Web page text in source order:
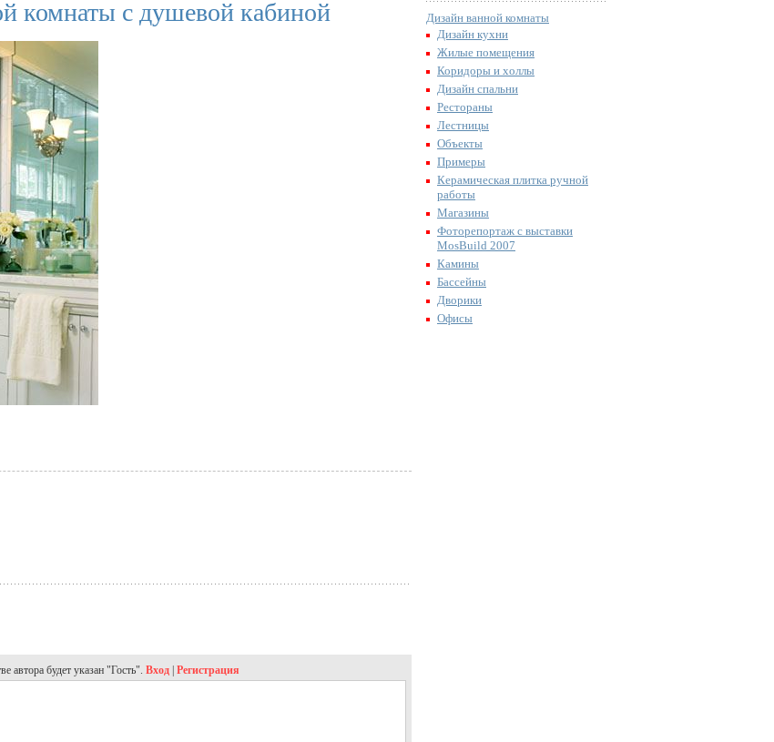
комнаты с душевой кабиной
автора будет указан "Гость". Вход | Регистрация
Дизайн ванной комнаты
Дизайн кухни
Жилые помещения
Коридоры и холлы
Дизайн спальни
Рестораны
Лестницы
Объекты
Примеры
Керамическая плитка ручной
работы
Магазины
Фоторепортаж с выставки
MosBuild 2007
Камины
Бассейны
Дворики
Офисы